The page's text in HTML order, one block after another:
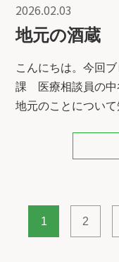
2026.02.03
地元の酒蔵
こんにちは。今回
課 医療相談員の中
地元のことについ
1 2